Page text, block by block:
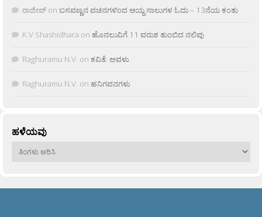
ರಾಜೀವ್ on ಬಸವಣ್ಣನ ವಚನಗಳಿಂದ ಆಯ್ದ ಸಾಲುಗಳ ಓದು – 13ನೆಯ ಕಂತು
K.V Shashidhara on ಹೊನಲುವಿಗೆ 11 ವರುಶ ತುಂಬಿದ ನಲಿವು
Raghuramu N.V. on ಕವಿತೆ: ಅವಳು
Raghuramu N.V. on ಹನಿಗವನಗಳು
ಹಳೆಯವು
ಹಳೆಯವು